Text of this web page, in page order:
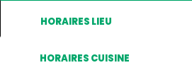
HORAIRES LIEU
HORAIRES CUISINE